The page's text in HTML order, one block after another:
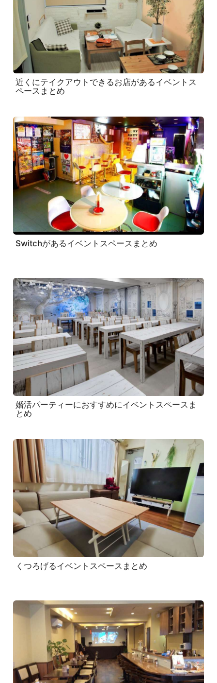
近くにテイクアウトできるお店があるイベントス
ペースまとめ
Switchがあるイベントスペースまとめ
婚活パーティーにおすすめにイベントスペースま
とめ
くつろげるイベントスペースまとめ